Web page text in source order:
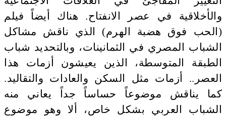
والأخلاقية في عصر الانفتاح. هناك أيضاً فيلم
(الحب فوق هضبة الهرم) الذي ناقش مشاكل
الشباب المصري في الثمانينات، وبالتحديد شباب
الطبقة المتوسطة، الذين يعيشون أزمات هذا
العصر.. أزمات مثل السكن والعادات والتقاليد.
كما يناقش موضوعاً حساساً جداً يعاني منه
الشباب العربي بشكل خاص، ألا وهو موضوع